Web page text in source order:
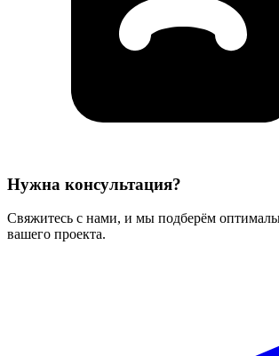
Нужна консультация?
Свяжитесь с нами, и мы подберём
вашего проекта.